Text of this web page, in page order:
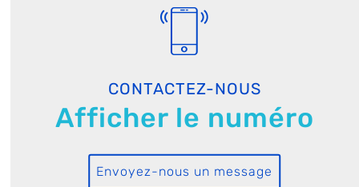
CONTACTEZ-NOUS
Afficher le numéro
Envoyez-nous un message